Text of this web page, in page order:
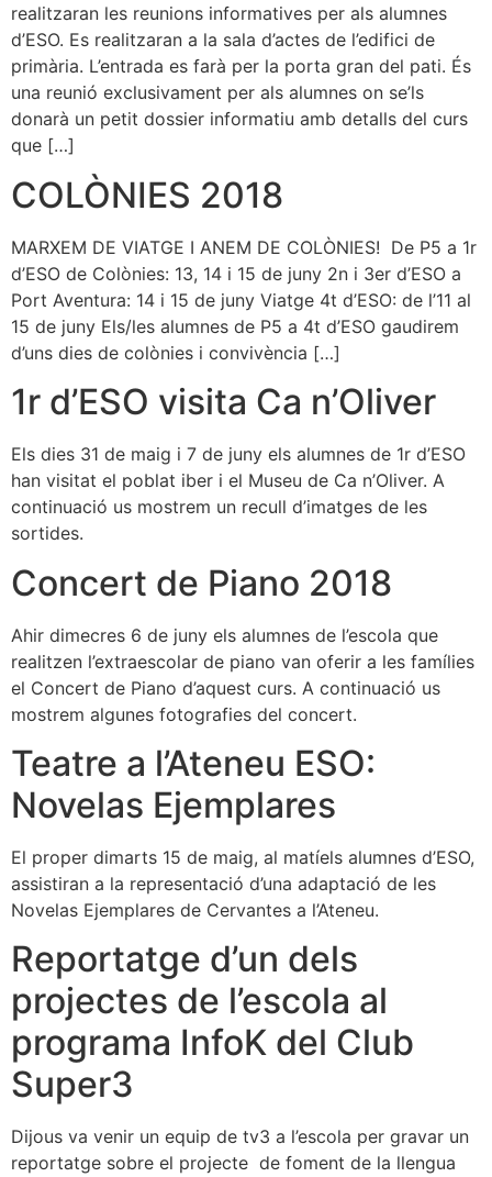
realitzaran les reunions informatives per als alumnes
d’ESO. Es realitzaran a la sala d’actes de l’edifici de
primària. L’entrada es farà per la porta gran del pati. És
una reunió exclusivament per als alumnes on se’ls
donarà un petit dossier informatiu amb detalls del curs
que […]
COLÒNIES 2018
MARXEM DE VIATGE I ANEM DE COLÒNIES! De P5 a 1r
d’ESO de Colònies: 13, 14 i 15 de juny 2n i 3er d’ESO a
Port Aventura: 14 i 15 de juny Viatge 4t d’ESO: de l’11 al
15 de juny Els/les alumnes de P5 a 4t d’ESO gaudirem
d’uns dies de colònies i convivència […]
1r d’ESO visita Ca n’Oliver
Els dies 31 de maig i 7 de juny els alumnes de 1r d’ESO
han visitat el poblat iber i el Museu de Ca n’Oliver. A
continuació us mostrem un recull d’imatges de les
sortides.
Concert de Piano 2018
Ahir dimecres 6 de juny els alumnes de l’escola que
realitzen l’extraescolar de piano van oferir a les famílies
el Concert de Piano d’aquest curs. A continuació us
mostrem algunes fotografies del concert.
Teatre a l’Ateneu ESO:
Novelas Ejemplares
El proper dimarts 15 de maig, al matíels alumnes d’ESO,
assistiran a la representació d’una adaptació de les
Novelas Ejemplares de Cervantes a l’Ateneu.
Reportatge d’un dels
projectes de l’escola al
programa InfoK del Club
Super3
Dijous va venir un equip de tv3 a l’escola per gravar un
reportatge sobre el projecte de foment de la llengua